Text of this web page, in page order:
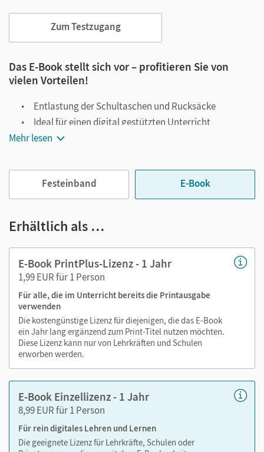
Zum Testzugang
Das E-Book stellt sich vor – profitieren Sie von
vielen Vorteilen!
Entlastung der Schultaschen und Rucksäcke
Ideal für einen digital gestützten Unterricht
Notiz- und Markierungsmöglichkeit
Viele digitale Funktionen unterstützen das Lehren und
Lernen:
Notizen erstellen
Lesezeichen hinzufügen
Zoomen
Mehr lesen
Festeinband E-Book
Erhältlich als …
E-Book PrintPlus-Lizenz - 1 Jahr
1,99 EUR für 1 Person
Für alle, die im Unterricht bereits die Printausgabe
verwenden
Die kostengünstige Lizenz für diejenigen, die das E-Book
ein Jahr lang ergänzend zum Print-Titel nutzen möchten.
Diese Lizenz kann nur von Lehrkräften und Schulen
erworben werden.
E-Book Einzellizenz - 1 Jahr
8,99 EUR für 1 Person
Für rein digitales Lehren und Lernen
Die geeignete Lizenz für Lehrkräfte, Schulen oder